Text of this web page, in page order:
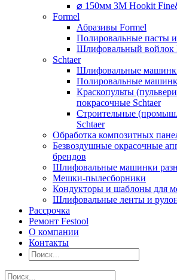
⌀ 150мм 3M Hookit
Formel
Абразивы Formel
Полировальные пасты
Шлифовальный войлок
Schtaer
Шлифовальные
Полировальные
Краскопульты
покрасочные Schtaer
Строительные
Schtaer
Обработка композитных
Безвоздушные окрасочные
брендов
Шлифовальные машинки
Мешки-пылесборники
Кондукторы и шаблоны для
Шлифовальные ленты и
Рассрочка
Ремонт Festool
О компании
Контакты